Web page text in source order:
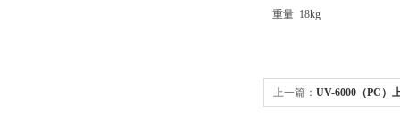
重量 18kg
上一篇： UV-6000（PC）